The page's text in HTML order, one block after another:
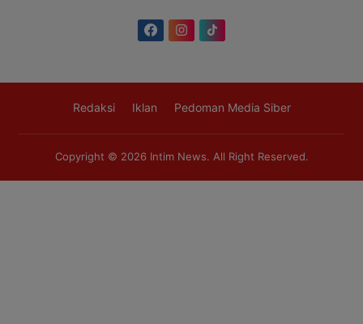
Redaksi Iklan Pedoman Media Siber
Copyright © 2026 Intim News. All Right Reserved.